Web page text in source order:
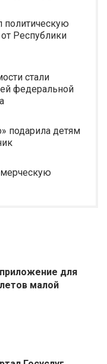
политическую
Республики
стали
федеральной
подарила детям
для
малой